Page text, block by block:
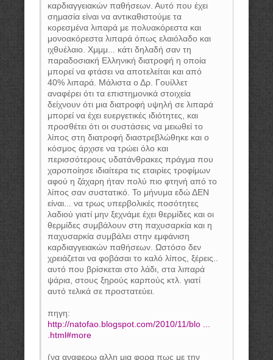
καρδιαγγειακών παθήσεων. Αυτό που έχει
σημασία είναι να αντικαθιστούμε τα
κορεσμένα λιπαρά με πολυακόρεστα και
μονοακόρεστα λιπαρά όπως ελαιόλαδο και
ιχθυέλαιο. Χμμμ... κάτι δηλαδή σαν τη
παραδοσιακή Ελληνική διατροφή η οποία
μπορεί να φτάσει να αποτελείται και από
40% λιπαρά. Μάλιστα ο Δρ. Γουίλλετ
αναφέρει ότι τα επιστημονικά στοιχεία
δείχνουν ότι μια διατροφή υψηλή σε λιπαρά
μπορεί να έχει ευεργετικές ιδιότητες, και
προσθέτει ότι οι συστάσεις να μειωθεί το
λίπος στη διατροφή διαστρεβλώθηκε και ο
κόσμος άρχισε να τρώει όλο και
περισσότερους υδατάνθρακες πράγμα που
χαροποίησε ιδιαίτερα τις εταιρίες τροφίμων
αφού η ζάχαρη ήταν πολύ πιο φτηνή από το
λίπος σαν συστατικό. Το μήνυμα εδώ ΔΕΝ
είναι... να τρως υπερβολικές ποσότητες
λαδιού γιατί μην ξεχνάμε έχει θερμίδες και οι
θερμίδες συμβάλουν στη παχυσαρκία και η
παχυσαρκία συμβάλει στην εμφάνιση
καρδιαγγειακών παθήσεων. Ωστόσο δεν
χρειάζεται να φοβάσαι το καλό λίπος, ξέρεις..
αυτό που βρίσκεται στο λάδι, στα λιπαρά
ψάρια, στους ξηρούς καρπούς κτλ. γιατί
αυτό τελικά σε προστατεύει.
πηγη:
http://natofao.blogspot.com/2010/11/blo ...
.html#more
(να αναφερω αλλη μια φορα πως με την